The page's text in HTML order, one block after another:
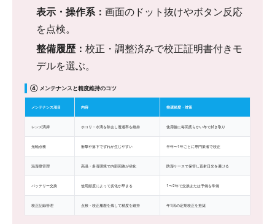
表示・操作系： 画面のドット抜けやボタン反応
を点検。
整備履歴： 校正・調整済みで校正証明書付きモ
デルを選ぶ。
④ メンテナンスと精度維持のコツ
メンテナンス項目 内容 推奨頻度・対策
レンズ清掃 ホコリ・水滴を除去し透過率を維持 使用後に毎回柔らかい布で拭き取り
光軸点検 衝撃や落下でずれが生じやすい 半年〜1年ごとに専門業者で校正
温湿度管理 高温・多湿環境で内部回路が劣化 防湿ケースで保管し直射日光を避ける
バッテリー交換 使用頻度によって劣化が早まる 1〜2年で交換または予備を常備
校正記録管理 点検・校正履歴を残して精度を維持 年1回の定期校正を推奨